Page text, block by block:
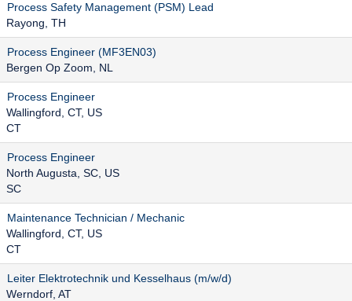
Process Safety Management (PSM) Lead
Rayong, TH
Process Engineer (MF3EN03)
Bergen Op Zoom, NL
Process Engineer
Wallingford, CT, US
CT
Process Engineer
North Augusta, SC, US
SC
Maintenance Technician / Mechanic
Wallingford, CT, US
CT
Leiter Elektrotechnik und Kesselhaus (m/w/d)
Werndorf, AT